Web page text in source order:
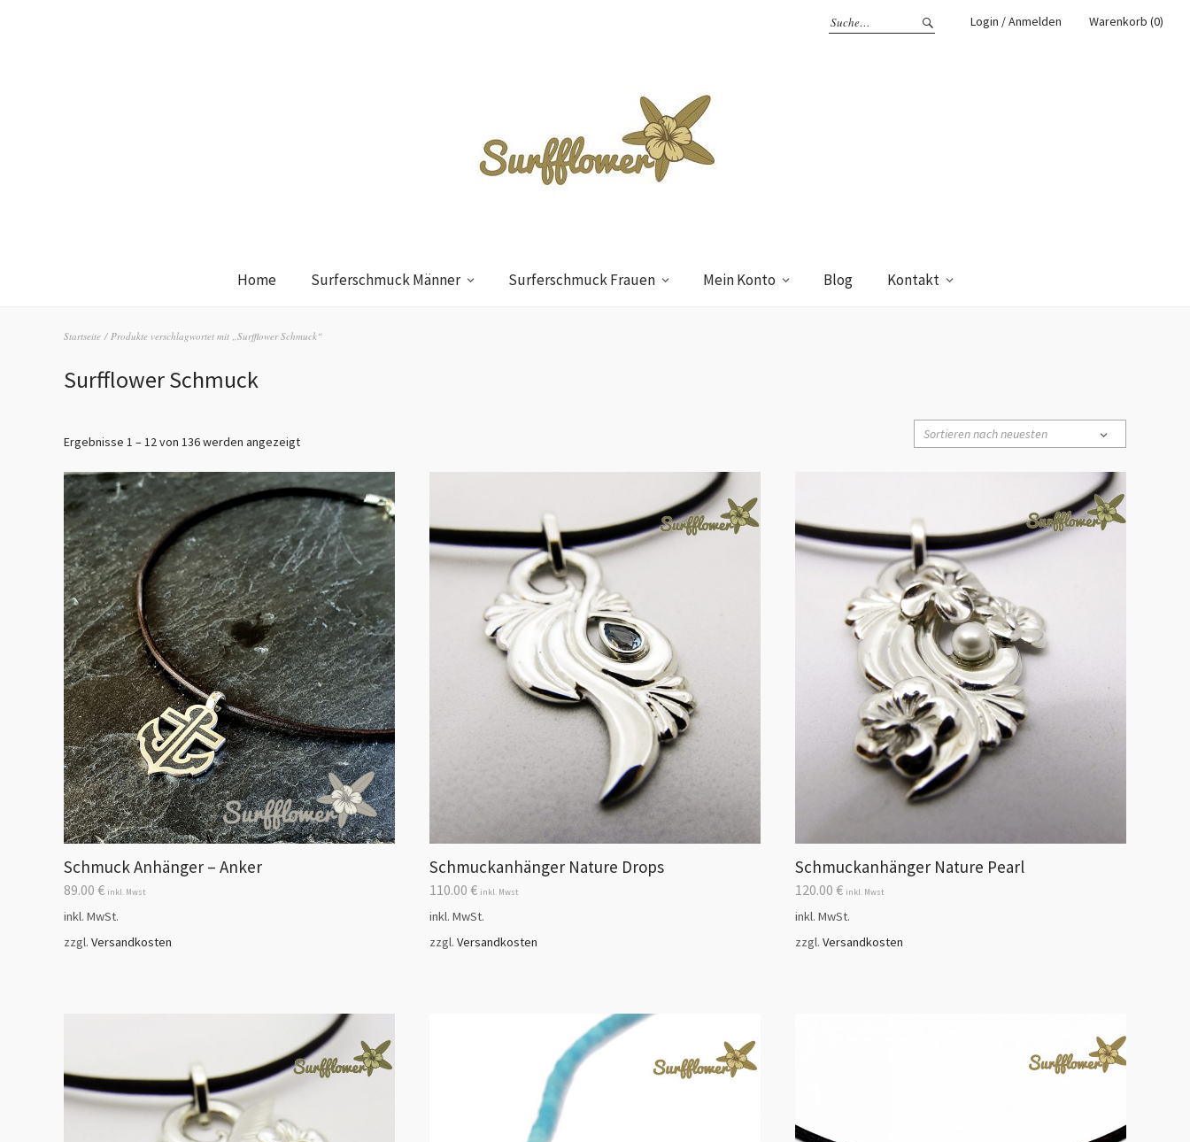
Login / Anmelden Warenkorb (0)
Home Surferschmuck Männer Surferschmuck Frauen Mein Konto Blog Kontakt
Startseite / Produkte verschlagwortet mit „Surfflower Schmuck“
Surfflower Schmuck
Ergebnisse 1 – 12 von 136 werden angezeigt
Schmuck Anhänger – Anker
89.00 € inkl. Mwst
inkl. MwSt.
zzgl. Versandkosten
Schmuckanhänger Nature Drops
110.00€ inkl. Mwst
inkl. MwSt.
zzgl.Versandkosten
Schmuckanhänger Nature Pearl
120.00€ inkl. Mwst
inkl. MwSt.
zzgl.Versandkosten